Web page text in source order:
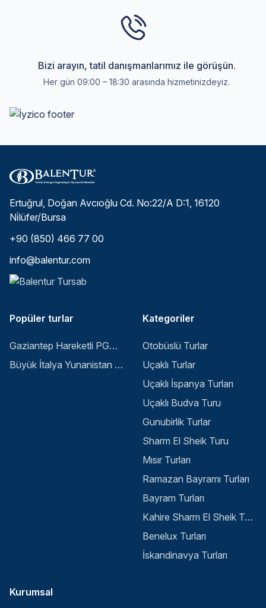
Bizi arayın, tatil danışmanlarımız ile görüşün.
Her gün 09:00 – 18:30 arasında hizmetinizdeyiz.
Ertuğrul, Doğan Avcıoğlu Cd. No:22/A D:1, 16120
Ni̇lüfer/Bursa
+90 (850) 466 77 00
info@balentur.com
Popüler turlar
Gaziantep Hareketli PGS ile Buyuk Balkan 6 Gece 8 Gun Vizesiz SKP-SKP
Büyük İtalya Yunanistan Balkan Turu - İstanbul
Kategoriler
Otobüslü Turlar
Uçaklı Turlar
Uçaklı İspanya Turları
Uçaklı Budva Turu
Gunubirlik Turlar
Sharm El Sheik Turu
Mısır Turları
Ramazan Bayramı Turları
Bayram Turları
Kahire Sharm El Sheik Turu
Benelux Turları
İskandinavya Turları
Kurumsal